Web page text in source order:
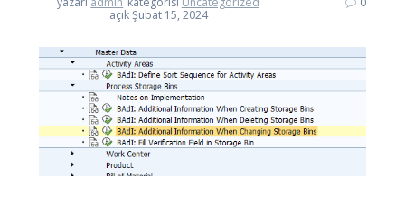
açık Şubat 15, 2024